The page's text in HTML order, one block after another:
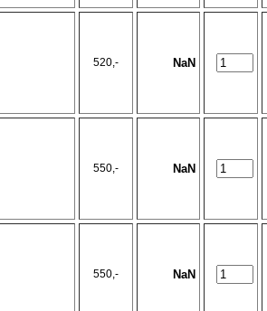
520,- NaN
550,- NaN
550,- NaN